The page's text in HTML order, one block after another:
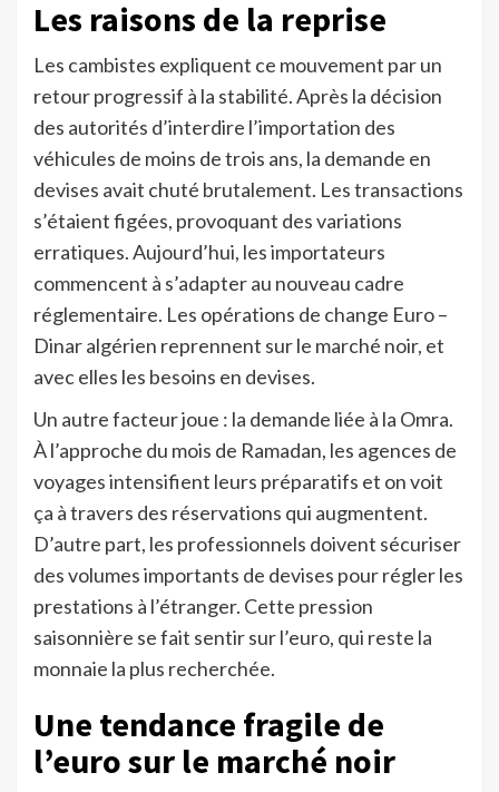
Les raisons de la reprise
Les cambistes expliquent ce mouvement par un
retour progressif à la stabilité. Après la décision
des autorités d’interdire l’importation des
véhicules de moins de trois ans, la demande en
devises avait chuté brutalement. Les transactions
s’étaient figées, provoquant des variations
erratiques. Aujourd’hui, les importateurs
commencent à s’adapter au nouveau cadre
réglementaire. Les opérations de change Euro –
Dinar algérien reprennent sur le marché noir, et
avec elles les besoins en devises.
Un autre facteur joue : la demande liée à la Omra.
À l’approche du mois de Ramadan, les agences de
voyages intensifient leurs préparatifs et on voit
ça à travers des réservations qui augmentent.
D’autre part, les professionnels doivent sécuriser
des volumes importants de devises pour régler les
prestations à l’étranger. Cette pression
saisonnière se fait sentir sur l’euro, qui reste la
monnaie la plus recherchée.
Une tendance fragile de
l’euro sur le marché noir